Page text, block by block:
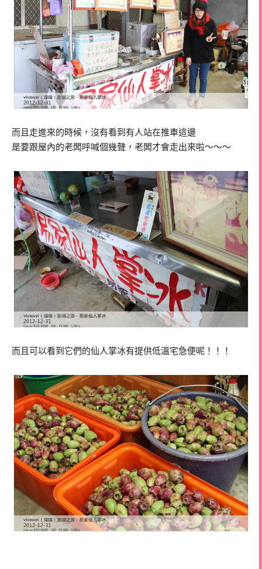
而且走進來的時候，沒有看到有人站在推車這邊
是要跟屋內的老闆呼喊個幾聲，老闆才會走出來啦～～～
而且可以看到它們的仙人掌冰有提供低溫宅急便呢！！！